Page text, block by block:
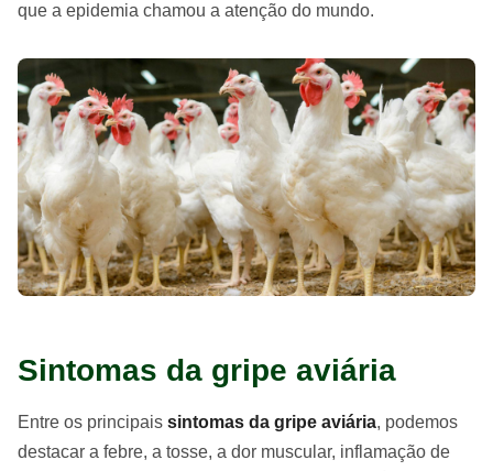
que a epidemia chamou a atenção do mundo.
Sintomas da gripe aviária
Entre os principais sintomas da gripe aviária, podemos
destacar a febre, a tosse, a dor muscular, inflamação de